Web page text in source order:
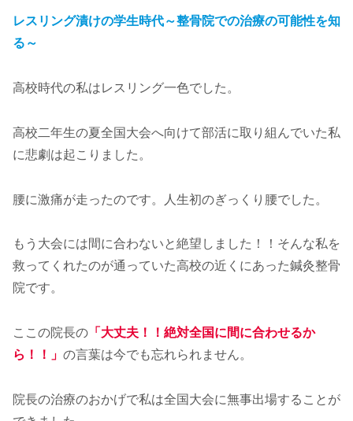
レスリング漬けの学生時代～整骨院での治療の可能性を知
る～
高校時代の私はレスリング一色でした。
高校二年生の夏全国大会へ向けて部活に取り組んでいた私
に悲劇は起こりました。
腰に激痛が走ったのです。人生初のぎっくり腰でした。
もう大会には間に合わないと絶望しました！！そんな私を
救ってくれたのが通っていた高校の近くにあった鍼灸整骨
院です。
ここの院長の 「大丈夫！！絶対全国に間に合わせるか
ら！！」 の言葉は今でも忘れられません。
院長の治療のおかげで私は全国大会に無事出場することが